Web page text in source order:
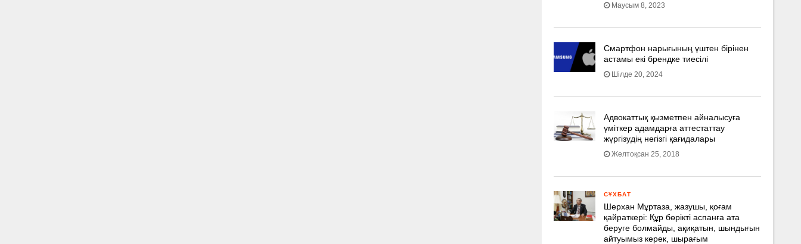
Маусым 8, 2023
Смартфон нарығының үштен бірінен
астамы екі брендке тиесілі
Шілде 20, 2024
Адвокаттық қызметпен айналысуға
үмiткер адамдарға аттестаттау
жүргізудің негізгі қағидалары
Желтоқсан 25, 2018
СҰХБАТ
Шерхан Мұртаза, жазушы, қоғам
қайраткері: Құр бөрікті аспанға ата
беруге болмайды, ақиқатын, шындығын
айтуымыз керек, шырағым